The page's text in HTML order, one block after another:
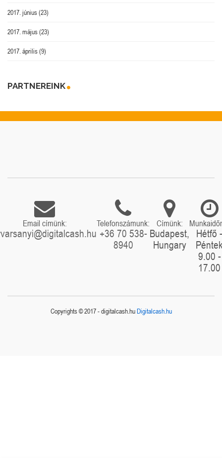
2017. június(23)
2017. május(23)
2017. április(9)
PARTNEREINK
Email címünk: Telefonszámunk:
+36 70 538-
8940
Címünk:
Budapest,
Hungary
Hétfő -
9.00 -
17.00
Copyrights © 2017 - digitalcash.huDigitalcash.hu